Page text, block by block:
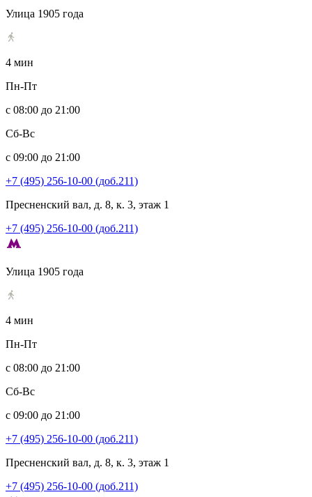
Улица 1905 года
4 мин
Пн-Пт
с 08:00 до 21:00
Сб-Вс
с 09:00 до 21:00
+7 (495) 256-10-00 (доб.211)
Пресненский вал, д. 8, к. 3, этаж 1
+7 (495) 256-10-00 (доб.211)
Улица 1905 года
4 мин
Пн-Пт
с 08:00 до 21:00
Сб-Вс
с 09:00 до 21:00
+7 (495) 256-10-00 (доб.211)
Пресненский вал, д. 8, к. 3, этаж 1
+7 (495) 256-10-00 (доб.211)